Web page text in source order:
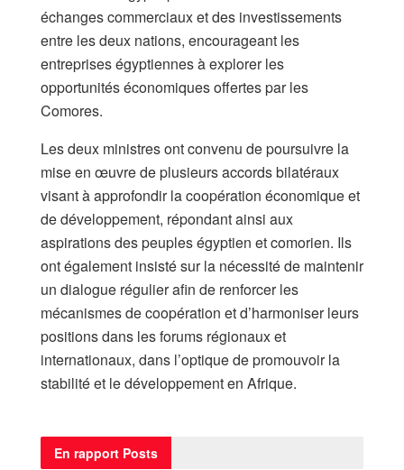
échanges commerciaux et des investissements
entre les deux nations, encourageant les
entreprises égyptiennes à explorer les
opportunités économiques offertes par les
Comores.
Les deux ministres ont convenu de poursuivre la
mise en œuvre de plusieurs accords bilatéraux
visant à approfondir la coopération économique et
de développement, répondant ainsi aux
aspirations des peuples égyptien et comorien. Ils
ont également insisté sur la nécessité de maintenir
un dialogue régulier afin de renforcer les
mécanismes de coopération et d’harmoniser leurs
positions dans les forums régionaux et
internationaux, dans l’optique de promouvoir la
stabilité et le développement en Afrique.
En rapport Posts